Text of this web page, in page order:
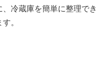
冷蔵庫を簡単に整理でき
。